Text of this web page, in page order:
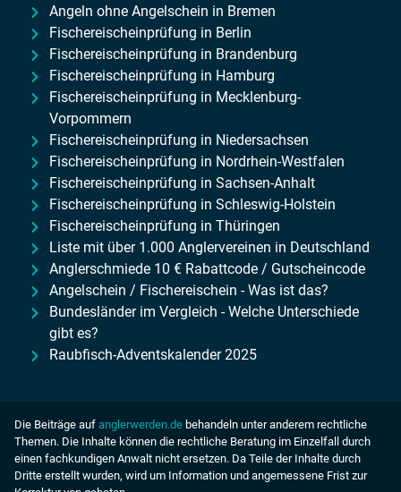
Angeln ohne Angelschein in Bremen
Fischereischeinprüfung in Berlin
Fischereischeinprüfung in Brandenburg
Fischereischeinprüfung in Hamburg
Fischereischeinprüfung in Mecklenburg-
Vorpommern
Fischereischeinprüfung in Niedersachsen
Fischereischeinprüfung in Nordrhein-Westfalen
Fischereischeinprüfung in Sachsen-Anhalt
Fischereischeinprüfung in Schleswig-Holstein
Fischereischeinprüfung in Thüringen
Liste mit über 1.000 Anglervereinen in Deutschland
Anglerschmiede 10 € Rabattcode / Gutscheincode
Angelschein / Fischereischein - Was ist das?
Bundesländer im Vergleich - Welche Unterschiede
gibt es?
Raubfisch-Adventskalender 2025
Die Beiträge auf anglerwerden.de behandeln unter anderem rechtliche
Themen. Die Inhalte können die rechtliche Beratung im Einzelfall durch
einen fachkundigen Anwalt nicht ersetzen. Da Teile der Inhalte durch
Dritte erstellt wurden, wird um Information und angemessene Frist zur